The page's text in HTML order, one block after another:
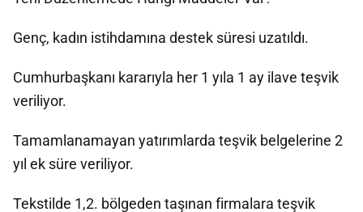
Genç, kadın istihdamına destek süresi uzatıldı.
Cumhurbaşkanı kararıyla her 1 yıla 1 ay ilave teşvik
veriliyor.
Tamamlanamayan yatırımlarda teşvik belgelerine 2
yıl ek süre veriliyor.
Tekstilde 1,2. bölgeden taşınan firmalara teşvik